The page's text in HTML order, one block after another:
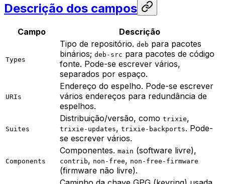
Descrição dos campos
Campo Descrição
Types
Tipo de repositório. deb para pacotes
binários; deb-src para pacotes de código
fonte. Pode-se escrever vários,
separados por espaço.
URIs
Endereço do espelho. Pode-se escrever
vários endereços para redundância de
espelhos.
Suites
Distribuição/versão, como trixie,
trixie-updates, trixie-backports. Pode-
se escrever vários.
Components
Componentes. main (software livre),
contrib, non-free, non-free-firmware
(firmware não livre).